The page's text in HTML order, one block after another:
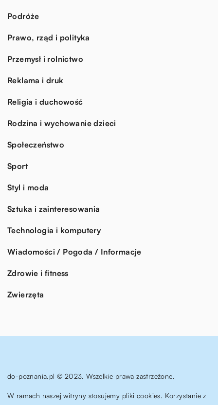
Podróże
Prawo, rząd i polityka
Przemysł i rolnictwo
Reklama i druk
Religia i duchowość
Rodzina i wychowanie dzieci
Społeczeństwo
Sport
Styl i moda
Sztuka i zainteresowania
Technologia i komputery
Wiadomości / Pogoda / Informacje
Zdrowie i fitness
Zwierzęta
do-poznania.pl © 2023. Wszelkie prawa zastrzeżone.
W ramach naszej witryny stosujemy pliki cookies. Korzystanie z